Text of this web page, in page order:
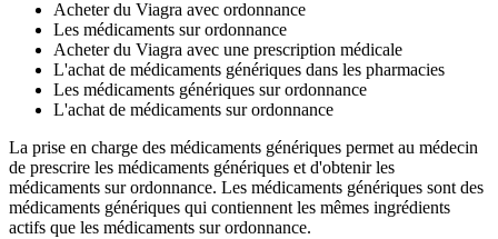
Acheter du Viagra avec ordonnance
Les médicaments sur ordonnance
Acheter du Viagra avec une prescription médicale
L'achat de médicaments génériques dans les pharmacies
Les médicaments génériques sur ordonnance
L'achat de médicaments sur ordonnance
La prise en charge des médicaments génériques permet au médecin
de prescrire les médicaments génériques et d'obtenir les
médicaments sur ordonnance. Les médicaments génériques sont des
médicaments génériques qui contiennent les mêmes ingrédients
actifs que les médicaments sur ordonnance.